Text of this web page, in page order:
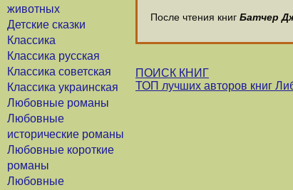
животных
Детские сказки
Классика
Классика русская
Классика советская
Классика украинская
Любовные романы
Любовные
исторические романы
Любовные короткие
романы
Любовные
После чтения книг Батчер
ПОИСК КНИГ
ТОП лучших авторов книг